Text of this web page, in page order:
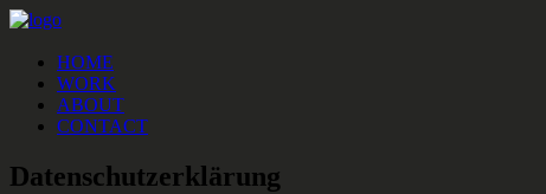
HOME
WORK
ABOUT
CONTACT
Datenschutzerklärung